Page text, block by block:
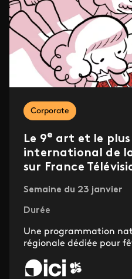
Corporate
Le 9e art et le
international de
sur France
Semaine du 23 janvier
Durée
Une programmation
régionale dédiée pour